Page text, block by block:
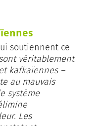
soutiennent ce
véritablement
kafkaïennes –
au mauvais
système
Les